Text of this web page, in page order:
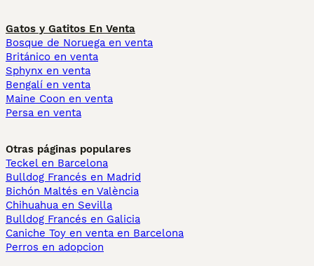
Gatos y Gatitos En Venta
Bosque de Noruega en venta
Británico en venta
Sphynx en venta
Bengalí en venta
Maine Coon en venta
Persa en venta
Otras páginas populares
Teckel en Barcelona
Bulldog Francés en Madrid
Bichón Maltés en València
Chihuahua en Sevilla
Bulldog Francés en Galicia
Caniche Toy en venta en Barcelona
Perros en adopcion